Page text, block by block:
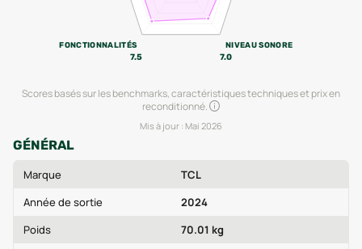
NIVEAU SONORE
7.0
FONCTIONNALITÉS
7.5
Scores basés sur les benchmarks, caractéristiques techniques et prix en
reconditionné.
Mis à jour : Mai 2026
GÉNÉRAL
Marque
TCL
Année de sortie
2024
Poids
70.01 kg